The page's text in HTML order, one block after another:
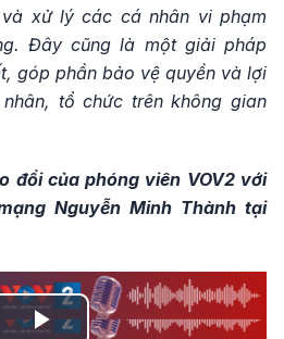
xử lý các cá nhân vi phạm
Đây cũng là một giải pháp
góp phần bảo vệ quyền và lợi
tổ chức trên không gian
đổi của phóng viên VOV2 với
Nguyễn Minh Thành tại